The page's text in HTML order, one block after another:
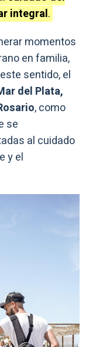
integral.
momentos
en familia,
sentido, el
del Plata,
, como
se
al cuidado
y el